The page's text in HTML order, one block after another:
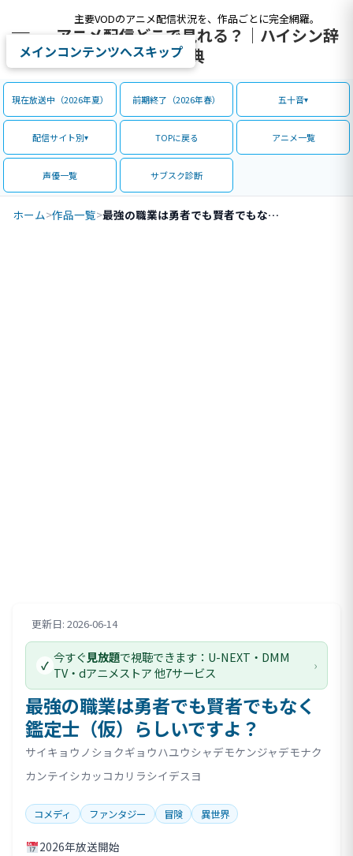
主要VODのアニメ配信状況を、作品ごとに完全網羅。
アニメ配信どこで見れる？｜ハイシン辞
典
メインコンテンツへスキップ
現在放送中（2026年夏） 前期終了（2026年春） 五十音
配信サイト別 TOPに戻る アニメ一覧
声優一覧 サブスク診断
ホーム>作品一覧> 最強の職業は勇者でも賢者でもなく鑑定士（仮）らしいですよ？
更新日: 2026-06-14
最強の職業は勇者でも賢者でもなく
鑑定士（仮）らしいですよ？
サイキョウノショクギョウハユウシャデモケンジャデモナク
カンテイシカッコカリラシイデスヨ
コメディ ファンタジー 冒険 異世界
2026年放送開始
✓ 今すぐ見放題で視聴できます：U-NEXT・DMM
TV・dアニメストア 他7サービス
›
評価情報